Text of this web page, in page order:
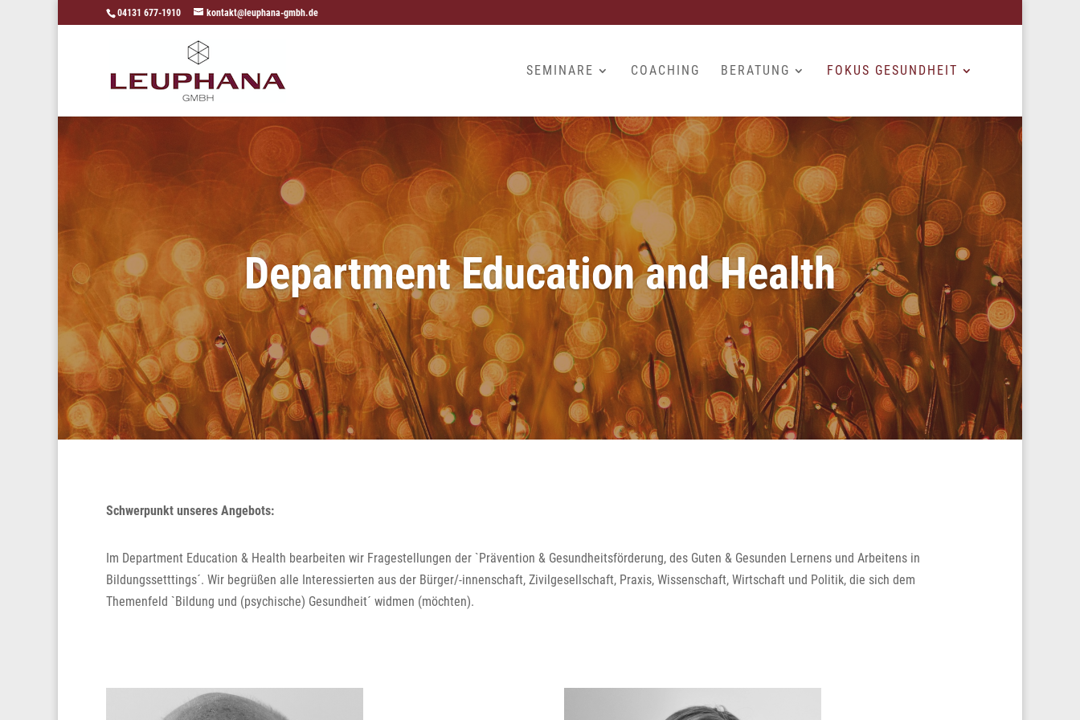
04131 677-1910 kontakt@leuphana-gmbh.de
SEMINARE COACHING BERATUNG FOKUS GESUNDHEIT
Department Education and Health
Schwerpunkt unseres Angebots:
Im Department Education & Health bearbeiten wir Fragestellungen der `Prävention & Gesundheitsförderung, des Guten & Gesunden Lernens und Arbeitens in
Bildungssetttings´. Wir begrüßen alle Interessierten aus der Bürger/-innenschaft, Zivilgesellschaft, Praxis, Wissenschaft, Wirtschaft und Politik, die sich dem
Themenfeld `Bildung und (psychische) Gesundheit´ widmen (möchten).